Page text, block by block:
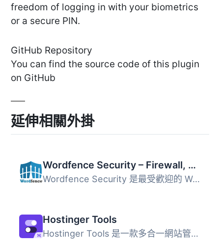
freedom of logging in with your biometrics
or a secure PIN.
GitHub Repository
You can find the source code of this plugin
on GitHub
延伸相關外掛
Wordfence Security – Firewall, Malware Scan, and Login Security
Wordfence Security 是最受歡迎的 WordPress 安全防護外掛，...
Hostinger Tools
Hostinger Tools 是一款多合一網站管理外掛，協助 WordPress ...